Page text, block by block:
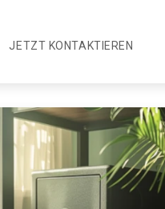
JETZT KONTAKTIEREN